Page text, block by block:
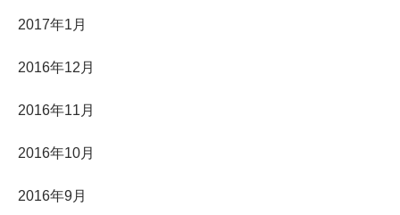
2017年1月
2016年12月
2016年11月
2016年10月
2016年9月